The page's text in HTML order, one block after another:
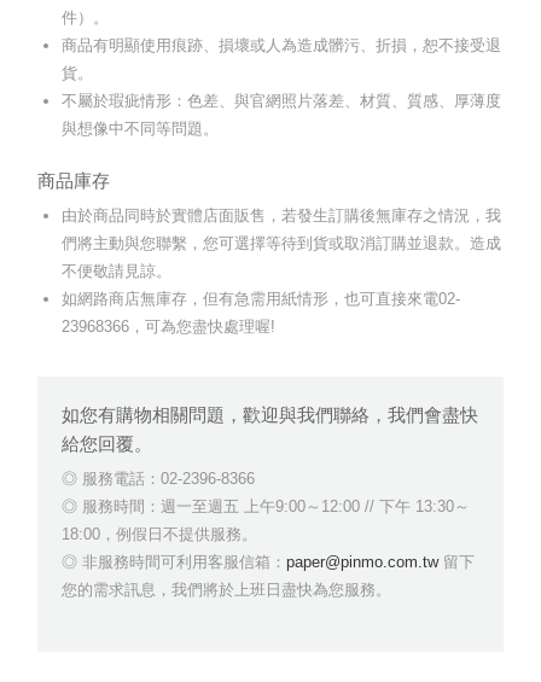
件）。
商品有明顯使用痕跡、損壞或人為造成髒污、折損，恕不接受退
貨。
不屬於瑕疵情形：色差、與官網照片落差、材質、質感、厚薄度
與想像中不同等問題。
商品庫存
由於商品同時於實體店面販售，若發生訂購後無庫存之情況，我
們將主動與您聯繫，您可選擇等待到貨或取消訂購並退款。造成
不便敬請見諒。
如網路商店無庫存，但有急需用紙情形，也可直接來電02-
23968366，可為您盡快處理喔!
如您有購物相關問題，歡迎與我們聯絡，我們會盡快
給您回覆。
服務電話：02-2396-8366
服務時間：週一至週五 上午9:00～12:00 // 下午 13:30～
18:00，例假日不提供服務。
非服務時間可利用客服信箱： paper@pinmo.com.tw留下
您的需求訊息，我們將於上班日盡快為您服務。